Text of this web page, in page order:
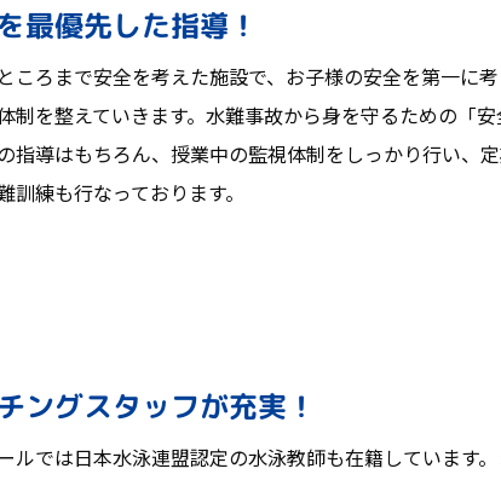
最優先した指導！
ころまで安全を考えた施設で、お子様の安全を第一に
制を整えていきます。水難事故から身を守るための「安
指導はもちろん、授業中の監視体制をしっかり行い、
訓練も行なっております。
ングスタッフが充実！
ルでは日本水泳連盟認定の水泳教師も在籍しています。